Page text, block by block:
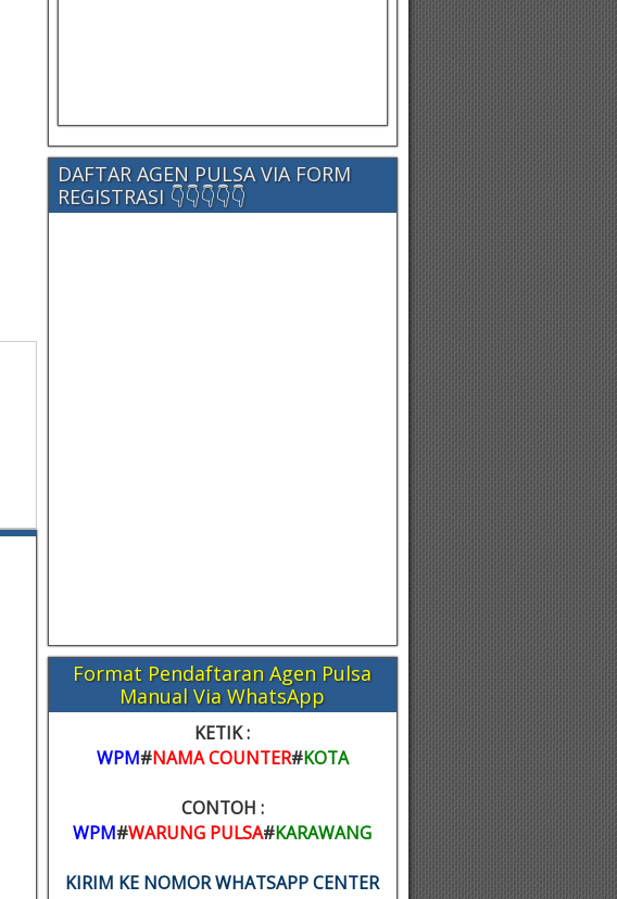
DAFTAR AGEN PULSA VIA FORM
REGISTRASI 👇👇👇👇👇
Format Pendaftaran Agen Pulsa
Manual Via WhatsApp
KETIK :
WPM#NAMA COUNTER#KOTA
CONTOH :
WPM#WARUNG PULSA#KARAWANG
KIRIM KE NOMOR WHATSAPP CENTER